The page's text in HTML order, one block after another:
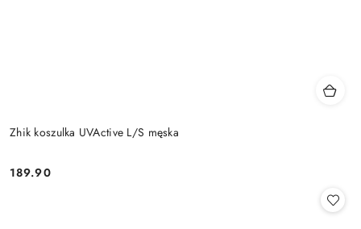
Zhik koszulka UVActive L/S męska
Cena:
189.90